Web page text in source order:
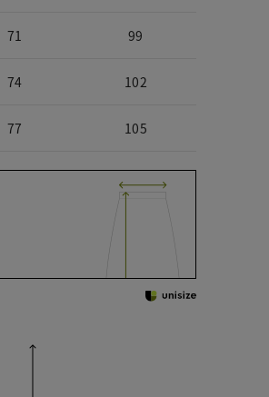
71 99
74 102
77 105